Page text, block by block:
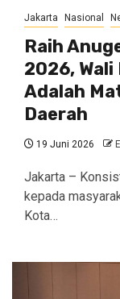
Jakarta Nasional
Raih
2026, Wali
Adalah
Daerah
19 Juni 2026
Jakarta –
kepada
Kota…